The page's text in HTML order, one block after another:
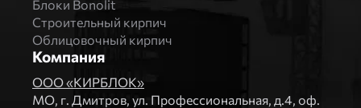
Блоки Bonolit
Строительный кирпич
Облицовочный кирпич
Компания
ООО «КИРБЛОК»
МO, г. Дмитров, ул. Профессиональная, д.4, оф.